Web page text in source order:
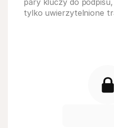
pary kluczy do
tylko uwierzytelnione